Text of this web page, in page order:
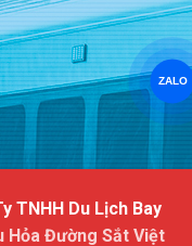
ZALO
TNHH Du Lịch Bay
Hỏa Đường Sắt Việt